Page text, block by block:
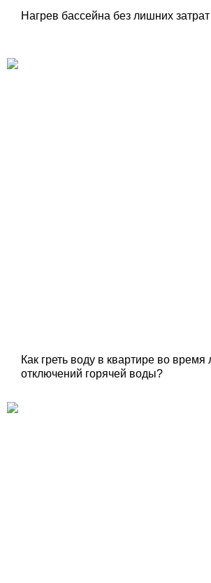
Нагрев бассейна без лишних затрат
Как греть воду в квартире во время
отключений горячей воды?